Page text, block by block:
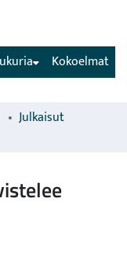
Kokoelmat
Julkaisut